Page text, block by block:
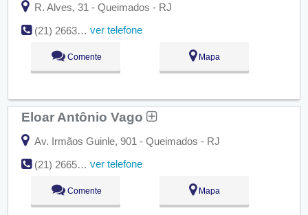
R. Alves, 31 - Queimados - RJ
(21) 2663-0314
ver telefone
Comente Mapa
Eloar Antônio Vago
Av. Irmãos Guinle, 901 - Queimados - RJ
(21) 2665-2138
ver telefone
Comente Mapa